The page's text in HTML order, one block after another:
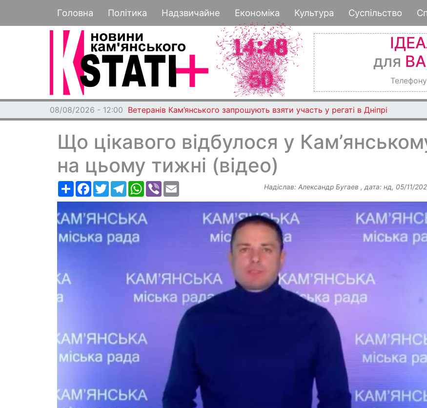
до
основного
Основная навигация
Головна Політика Надзвичайне Економіка Культура Суспільство
для
08/08/2026 - 12:00 Ветеранів Кам’янського запрошують взяти участь у регаті в Дніпрі
Що цікавого відбулося у
на цьому тижні (відео)
РесурсFacebook
TwitterTelegramWhatsApp
Viber Надіслав: Александр Бугаев , дата: нд, 05/11/